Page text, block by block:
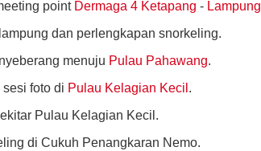
point Dermaga 4 Ketapang - Lampung
dan perlengkapan snorkeling.
menuju Pulau Pahawang.
foto di Pulau Kelagian Kecil .
Pulau Kelagian Kecil.
di Cukuh Penangkaran Nemo.